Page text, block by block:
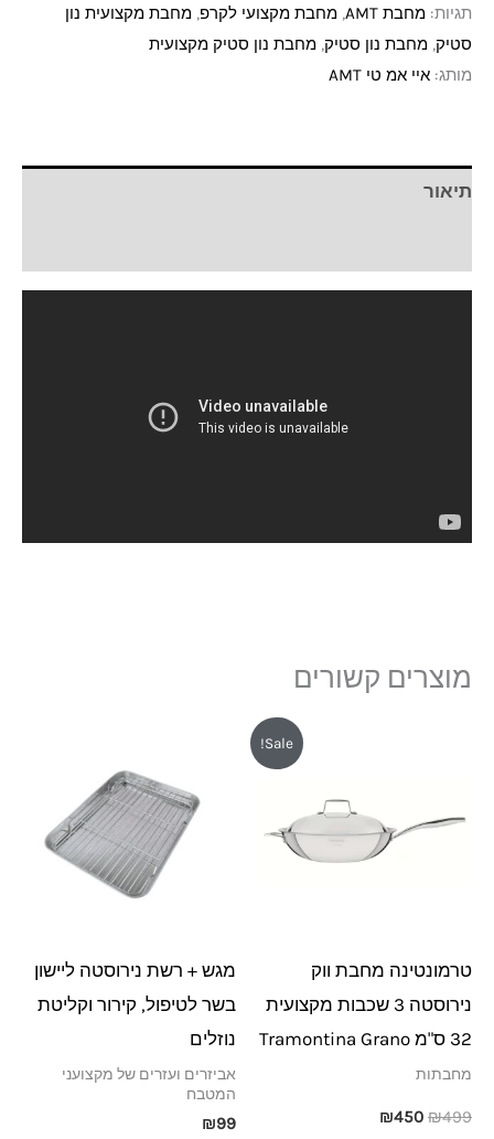
תגיות: מחבת AMT , מחבת מקצועי לקרפ, מחבת מקצועית נון
סטיק, מחבת נון סטיק, מחבת נון סטיק מקצועית
מותג: איי אמ טי AMT
תיאור
מוצרים קשורים
Sale!
טרמונטינה מחבת ווק
נירוסטה 3 שכבות מקצועית
32 ס"מ Tramontina Grano
מחבתות
₪499
₪450
₪450.
מגש + רשת נירוסטה ליישון
בשר לטיפול, קירור וקליטת
נוזלים
אביזרים ועזרים של מקצועני
המטבח
₪99